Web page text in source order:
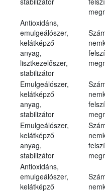
Antioxidáns,
emulgeálószer,
kelátképző
anyag,
lisztkezelőszer,
stabilizátor
Emulgeálószer,
kelátképző
anyag,
stabilizátor
Emulgeálószer,
kelátképző
anyag,
stabilizátor
Antioxidáns,
emulgeálószer,
kelátképző